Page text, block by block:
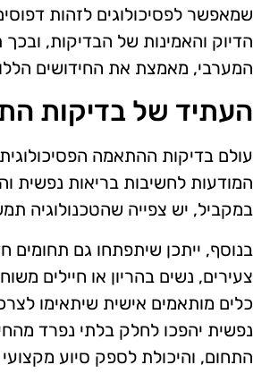
שמאפשר לפסיכולוגים לזהות
הדיוק והאמינות של הבדיקות,
המערבי, מאמצת את החידושים
העתיד של בדיקות
עולם בדיקות ההתאמה
המודעות לחשיבות בריאות נפשית
במקביל, יש צפייה שהטכנולוגיה
בנוסף, ייתכן שיתפתחו גם תחומים
צעירים, נשים בהריון או חיילים
כלים מותאמים אישית שיתאימו
נפשית יהפכו לחלק בלתי נפרד
התחום, והיכולת לספק סיוע